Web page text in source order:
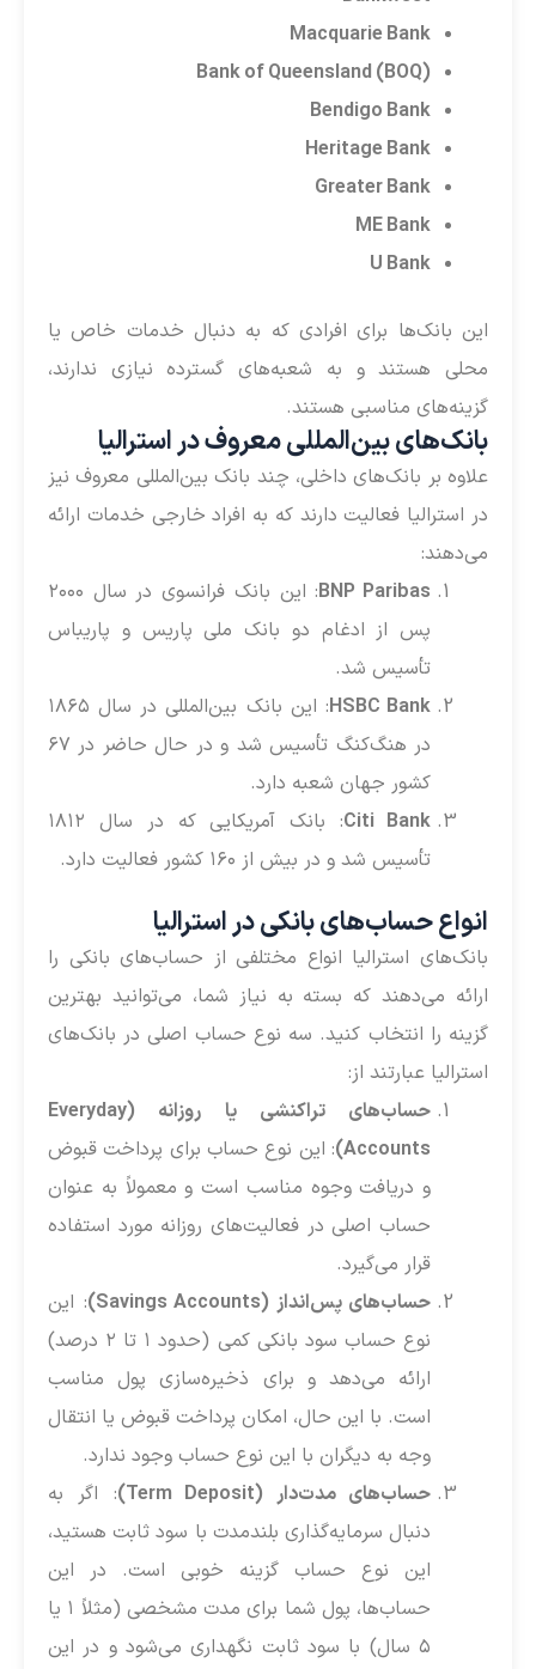
Macquarie Bank
Bank of Queensland (BOQ)
Bendigo Bank
Heritage Bank
Greater Bank
ME Bank
U Bank
این بانک‌ها برای افرادی که به دنبال خدمات خاص یا
محلی هستند و به شعبه‌های گسترده نیازی ندارند،
گزینه‌های مناسبی هستند.
بانک‌های بین‌المللی معروف در استرالیا
علاوه بر بانک‌های داخلی، چند بانک بین‌المللی معروف نیز
در استرالیا فعالیت دارند که به افراد خارجی خدمات ارائه
می‌دهند:
BNP Paribas
: این بانک فرانسوی در سال ۲۰۰۰
پس از ادغام دو بانک ملی پاریس و پاریباس
تأسیس شد.
HSBC Bank
: این بانک بین‌المللی در سال ۱۸۶۵
در هنگ‌کنگ تأسیس شد و در حال حاضر در ۶۷
کشور جهان شعبه دارد.
Citi Bank
: بانک آمریکایی که در سال ۱۸۱۲
تأسیس شد و در بیش از ۱۶۰ کشور فعالیت دارد.
انواع حساب‌های بانکی در استرالیا
بانک‌های استرالیا انواع مختلفی از حساب‌های بانکی را
ارائه می‌دهند که بسته به نیاز شما، می‌توانید بهترین
گزینه را انتخاب کنید. سه نوع حساب اصلی در بانک‌های
استرالیا عبارتند از:
حساب‌های تراکنشی یا روزانه (Everyday
Accounts) : این نوع حساب برای پرداخت قبوض
و دریافت وجوه مناسب است و معمولاً به عنوان
حساب اصلی در فعالیت‌های روزانه مورد استفاده
قرار می‌گیرد.
حساب‌های پس‌انداز (Savings Accounts)
: این
نوع حساب سود بانکی کمی (حدود ۱ تا ۲ درصد)
ارائه می‌دهد و برای ذخیره‌سازی پول مناسب
است. با این حال، امکان پرداخت قبوض یا انتقال
وجه به دیگران با این نوع حساب وجود ندارد.
حساب‌های مدت‌دار (Term Deposit)
: اگر به
دنبال سرمایه‌گذاری بلندمدت با سود ثابت هستید،
این نوع حساب گزینه خوبی است. در این
حساب‌ها، پول شما برای مدت مشخصی (مثلاً ۱ یا
۵ سال) با سود ثابت نگهداری می‌شود و در این